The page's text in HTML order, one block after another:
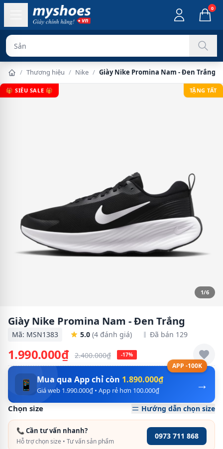
0
Sản phẩm chính
/ Thương hiệu / Nike / Giày Nike Promina Nam - Đen Trắng
🎁 SIÊU SALE 🎁 TẶNG TẤT
1/6
Giày Nike Promina Nam - Đen Trắng
Mã: MSN1383 5.0 (4 đánh giá) Đã bán 129
1.990.000₫ 2.400.000₫ -17%
APP -100K
→
📱 Mua qua App chỉ còn 1.890.000₫
Giá web 1.990.000₫ • App rẻ hơn 100.000₫
Chọn size Hướng dẫn chọn size
📞 Cần tư vấn nhanh?
Hỗ trợ chọn size • Tư vấn sản phẩm
0973 711 868